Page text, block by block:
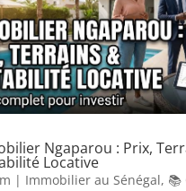
Ngaparou : Prix,
Locative
| Immobilier au Sénégal, 📚